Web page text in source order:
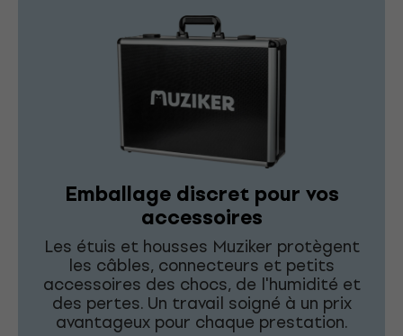
Emballage discret pour vos
accessoires
Les étuis et housses Muziker protègent
les câbles, connecteurs et petits
accessoires des chocs, de l'humidité et
des pertes. Un travail soigné à un prix
avantageux pour chaque prestation.